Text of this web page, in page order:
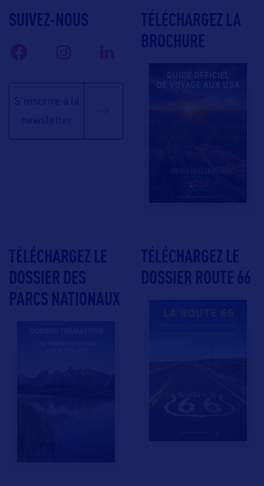
SUIVEZ-NOUS
S'inscrire à la
newsletter
TÉLÉCHARGEZ LA
BROCHURE
TÉLÉCHARGEZ LE
DOSSIER DES
PARCS NATIONAUX
TÉLÉCHARGEZ LE
DOSSIER ROUTE 66